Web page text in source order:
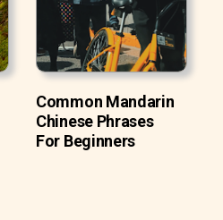
Common Mandarin
Chinese Phrases
For Beginners